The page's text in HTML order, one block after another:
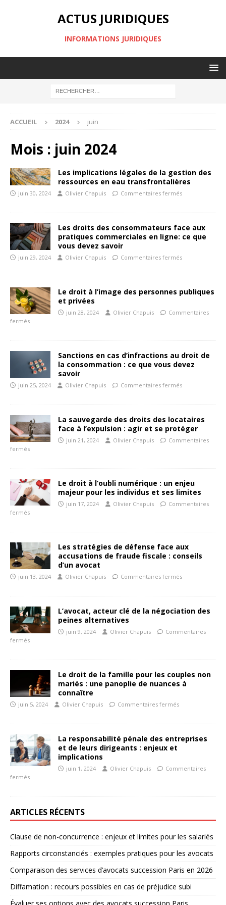
ACTUS JURIDIQUES
INFORMATIONS JURIDIQUES
ACCUEIL 2024 juin
Mois : juin 2024
Les implications légales de la gestion des
ressources en eau transfrontalières
juin 30, 2024 Olivier Chapuis Commentaires fermés
Les droits des consommateurs face aux
pratiques commerciales en ligne: ce que
vous devez savoir
juin 29, 2024 Olivier Chapuis Commentaires fermés
Le droit à l’image des personnes publiques
et privées
juin 28, 2024 Olivier Chapuis
Commentaires
fermés
Sanctions en cas d’infractions au droit de
la consommation : ce que vous devez
savoir
juin 25, 2024 Olivier Chapuis Commentaires fermés
La sauvegarde des droits des locataires
face à l’expulsion : agir et se protéger
juin 21, 2024 Olivier Chapuis
Commentaires
fermés
Le droit à l’oubli numérique : un enjeu
majeur pour les individus et ses limites
juin 17, 2024 Olivier Chapuis
Commentaires
fermés
Les stratégies de défense face aux
accusations de fraude fiscale : conseils
d’un avocat
juin 13, 2024 Olivier Chapuis Commentaires fermés
L’avocat, acteur clé de la négociation des
peines alternatives
juin 9, 2024 Olivier Chapuis
Commentaires
fermés
Le droit de la famille pour les couples non
mariés : une panoplie de nuances à
connaître
juin 5, 2024 Olivier Chapuis Commentaires fermés
La responsabilité pénale des entreprises
et de leurs dirigeants : enjeux et
implications
juin 1, 2024 Olivier Chapuis
Commentaires
fermés
ARTICLES RÉCENTS
Clause de non-concurrence : enjeux et limites pour les salariés
Rapports circonstanciés : exemples pratiques pour les avocats
Comparaison des services d’avocats succession Paris en 2026
Diffamation : recours possibles en cas de préjudice subi